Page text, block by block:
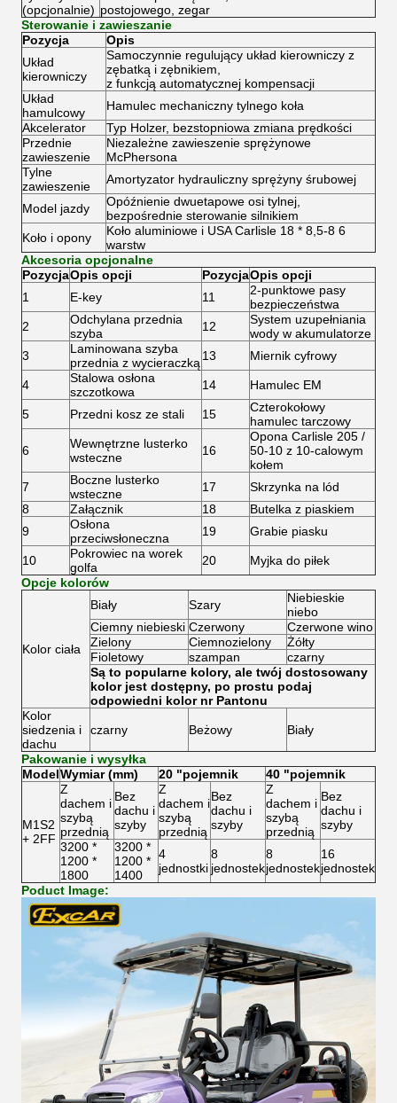
(opcjonalnie) postojowego, zegar
Sterowanie i zawieszanie
Pozycja
Opis
Układ
kierowniczy
Samoczynnie regulujący układ kierowniczy z
zębatką i zębnikiem,
z funkcją automatycznej kompensacji
Układ
hamulcowy
Hamulec mechaniczny tylnego koła
Akcelerator
Typ Holzer, bezstopniowa zmiana prędkości
Przednie
zawieszenie
Niezależne zawieszenie sprężynowe
McPhersona
Tylne
zawieszenie
Amortyzator hydrauliczny sprężyny śrubowej
Model jazdy
Opóźnienie dwuetapowe osi tylnej,
bezpośrednie sterowanie silnikiem
Koło i opony
Koło aluminiowe i USA Carlisle 18 * 8,5-8 6
warstw
Akcesoria opcjonalne
PozycjaOpis opcji PozycjaOpis opcji
1
E-key 11
2-punktowe pasy
bezpieczeństwa
2
Odchylana przednia
szyba
12
System uzupełniania
wody w akumulatorze
3
Laminowana szyba
przednia z wycieraczką 13 Miernik cyfrowy
4
Stalowa osłona
szczotkowa
14 Hamulec EM
5 Przedni kosz ze stali 15
Czterokołowy
hamulec tarczowy
6
Wewnętrzne lusterko
wsteczne
16
Opona Carlisle 205 /
50-10 z 10-calowym
kołem
7
Boczne lusterko
wsteczne
17
Skrzynka na lód
8
Załącznik 18
Butelka z piaskiem
9
Osłona
przeciwsłoneczna
19 Grabie piasku
10
Pokrowiec na worek
golfa
20
Myjka do piłek
Opcje kolorów
Kolor ciała
Biały Szary
Niebieskie
niebo
Ciemny niebieski Czerwony
Czerwone wino
Zielony
Ciemnozielony
Żółty
Fioletowy
szampan
czarny
Są to popularne kolory, ale twój dostosowany
kolor jest dostępny, po prostu podaj
odpowiedni kolor nr Pantonu
Kolor
siedzenia i
dachu
czarny Beżowy Biały
Pakowanie i wysyłka
ModelWymiar (mm) 20 "pojemnik 40 "pojemnik
M1S2
+ 2FF
Z
dachem i
szybą
przednią
Bez
dachu i
szyby
Z
dachem i
szybą
przednią
Bez
dachu i
szyby
Z
dachem i
szybą
przednią
Bez
dachu i
szyby
3200 *
1200 *
1800
3200 *
1200 *
1400
4
jednostki
8
jednostek
8
jednostek
16
jednostek
Poduct Image: